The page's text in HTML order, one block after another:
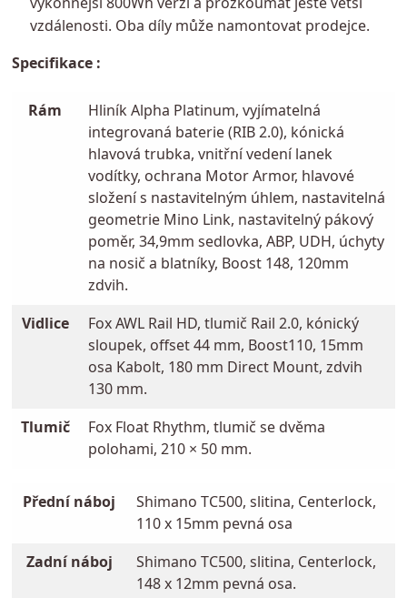
vzdálenosti. Oba díly může namontovat prodejce.
Specifikace :
Rám
Hliník Alpha Platinum, vyjímatelná
integrovaná baterie (RIB 2.0), kónická
hlavová trubka, vnitřní vedení lanek
vodítky, ochrana Motor Armor, hlavové
složení s nastavitelným úhlem, nastavitelná
geometrie Mino Link, nastavitelný pákový
poměr, 34,9mm sedlovka, ABP, UDH, úchyty
na nosič a blatníky, Boost 148, 120mm
zdvih.
Vidlice
Fox AWL Rail HD, tlumič Rail 2.0, kónický
sloupek, offset 44 mm, Boost110, 15mm
osa Kabolt, 180 mm Direct Mount, zdvih
130 mm.
Tlumič
Fox Float Rhythm, tlumič se dvěma
polohami, 210 × 50 mm.
Přední náboj
Shimano TC500, slitina, Centerlock,
110 x 15mm pevná osa
Zadní náboj
Shimano TC500, slitina, Centerlock,
148 x 12mm pevná osa.